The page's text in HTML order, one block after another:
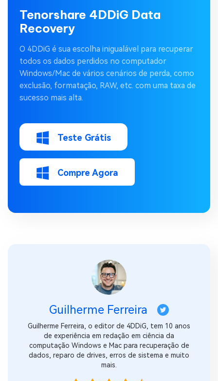
Tenorshare 4DDiG Data
Recovery
O 4DDiG é sua escolha inigualável para recuperar
todos os dados perdidos no computador
Windows/Mac de vários cenários de perda, como
exclusão, formatação, RAW, etc. com uma taxa de
sucesso mais alta.
Teste Grátis
Compre Agora
Guilherme Ferreira
Guilherme Ferreira, o editor de 4DDiG, tem 10 anos
de experiência em redação em ciência da
computação Windows e Mac para recuperação de
dados, reparo de drives, erros de sistema e muito
mais.